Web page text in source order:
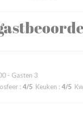
- Gasten 3
: 4/5 Keuken : 4/5